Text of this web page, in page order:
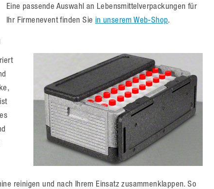
Eine passende Auswahl an Lebensmittelverpackungen für
Ihr Firmenevent finden Sie in unserem Web-Shop.
reinigen und nach Ihrem Einsatz zusammenklappen. So